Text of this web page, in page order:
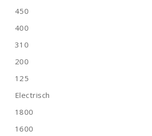
450
400
310
200
125
Electrisch
1800
1600